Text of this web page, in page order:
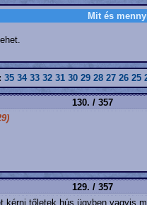
Mit és
35 34 33 32 31 30 29 28 27 26 25
130. / 357
129. / 357
kérni tőletek,hús ügyben,vagyis